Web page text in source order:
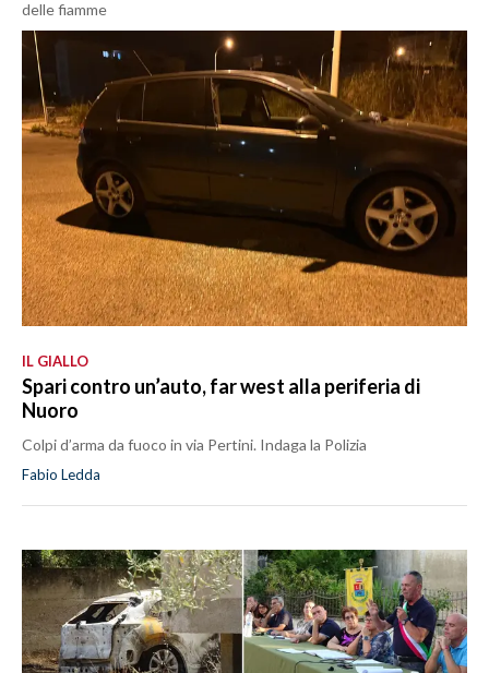
delle fiamme
IL GIALLO
Spari contro un’auto, far west alla periferia di
Nuoro
Colpi d’arma da fuoco in via Pertini. Indaga la Polizia
Fabio Ledda